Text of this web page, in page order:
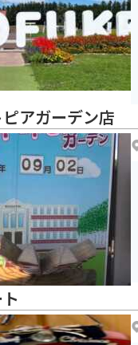
アガーデン店